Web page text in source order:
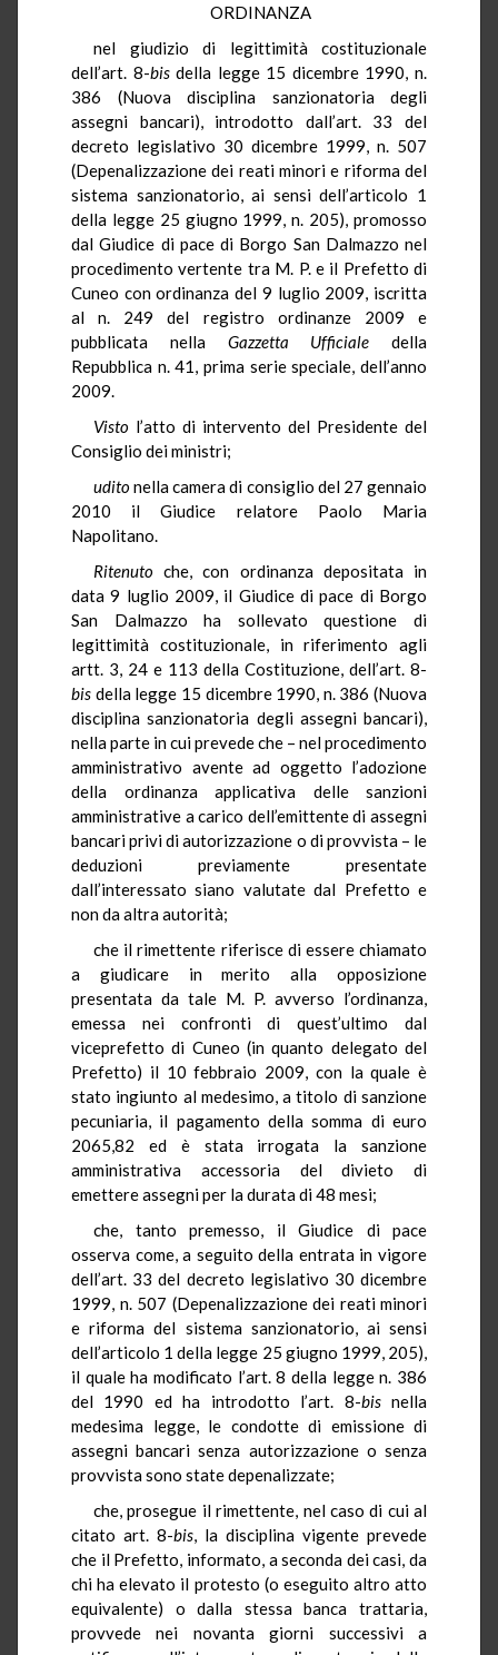
ORDINANZA
nel giudizio di legittimità costituzionale
dell’art. 8-bisdella legge 15 dicembre 1990, n.
386 (Nuova disciplina sanzionatoria degli
assegni bancari), introdotto dall’art. 33 del
decreto legislativo 30 dicembre 1999, n. 507
(Depenalizzazione dei reati minori e riforma del
sistema sanzionatorio, ai sensi dell’articolo 1
della legge 25 giugno 1999, n. 205), promosso
dal Giudice di pace di Borgo San Dalmazzo nel
procedimento vertente tra M. P. e il Prefetto di
Cuneo con ordinanza del 9 luglio 2009, iscritta
al n. 249 del registro ordinanze 2009 e
pubblicata nella Gazzetta Ufficiale della
Repubblica n. 41, prima serie speciale, dell’anno
2009.
Visto l’atto di intervento del Presidente del
Consiglio dei ministri;
uditonella camera di consiglio del 27 gennaio
2010 il Giudice relatore Paolo Maria
Napolitano.
Ritenuto che, con ordinanza depositata in
data 9 luglio 2009, il Giudice di pace di Borgo
San Dalmazzo ha sollevato questione di
legittimità costituzionale, in riferimento agli
artt. 3, 24 e 113 della Costituzione, dell’art. 8-
bis della legge 15 dicembre 1990, n. 386 (Nuova
disciplina sanzionatoria degli assegni bancari),
nella parte in cui prevede che – nel procedimento
amministrativo avente ad oggetto l’adozione
della ordinanza applicativa delle sanzioni
amministrative a carico dell’emittente di assegni
bancari privi di autorizzazione o di provvista – le
deduzioni previamente presentate
dall’interessato siano valutate dal Prefetto e
non da altra autorità;
che il rimettente riferisce di essere chiamato
a giudicare in merito alla opposizione
presentata da tale M. P. avverso l’ordinanza,
emessa nei confronti di quest’ultimo dal
viceprefetto di Cuneo (in quanto delegato del
Prefetto) il 10 febbraio 2009, con la quale è
stato ingiunto al medesimo, a titolo di sanzione
pecuniaria, il pagamento della somma di euro
2065,82 ed è stata irrogata la sanzione
amministrativa accessoria del divieto di
emettere assegni per la durata di 48 mesi;
che, tanto premesso, il Giudice di pace
osserva come, a seguito della entrata in vigore
dell’art. 33 del decreto legislativo 30 dicembre
1999, n. 507 (Depenalizzazione dei reati minori
e riforma del sistema sanzionatorio, ai sensi
dell’articolo 1 della legge 25 giugno 1999, 205),
il quale ha modificato l’art. 8 della legge n. 386
del 1990 ed ha introdotto l’art. 8-bisnella
medesima legge, le condotte di emissione di
assegni bancari senza autorizzazione o senza
provvista sono state depenalizzate;
che, prosegue il rimettente, nel caso di cui al
citato art. 8-bis, la disciplina vigente prevede
che il Prefetto, informato, a seconda dei casi, da
chi ha elevato il protesto (o eseguito altro atto
equivalente) o dalla stessa banca trattaria,
provvede nei novanta giorni successivi a